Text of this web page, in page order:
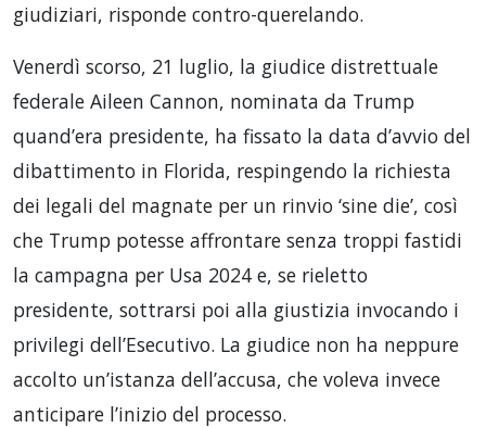
giudiziari, risponde contro-querelando.
Venerdì scorso, 21 luglio, la giudice distrettuale
federale Aileen Cannon, nominata da Trump
quand’era presidente, ha fissato la data d’avvio del
dibattimento in Florida, respingendo la richiesta
dei legali del magnate per un rinvio ‘sine die’, così
che Trump potesse affrontare senza troppi fastidi
la campagna per Usa 2024 e, se rieletto
presidente, sottrarsi poi alla giustizia invocando i
privilegi dell’Esecutivo. La giudice non ha neppure
accolto un’istanza dell’accusa, che voleva invece
anticipare l’inizio del processo.